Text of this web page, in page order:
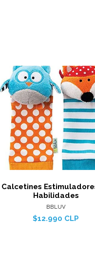
Calcetines
Habilidades
BBLUV
$12.990 CLP
Ver